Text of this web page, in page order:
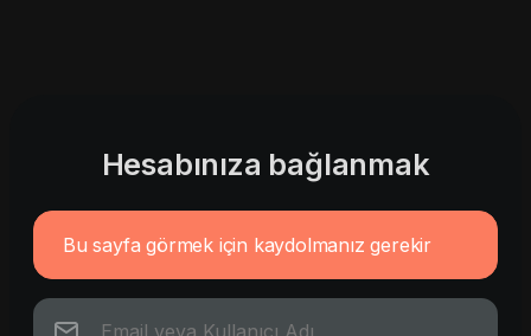
Hesabınıza bağlanmak
Bu sayfa görmek için kaydolmanız gerekir